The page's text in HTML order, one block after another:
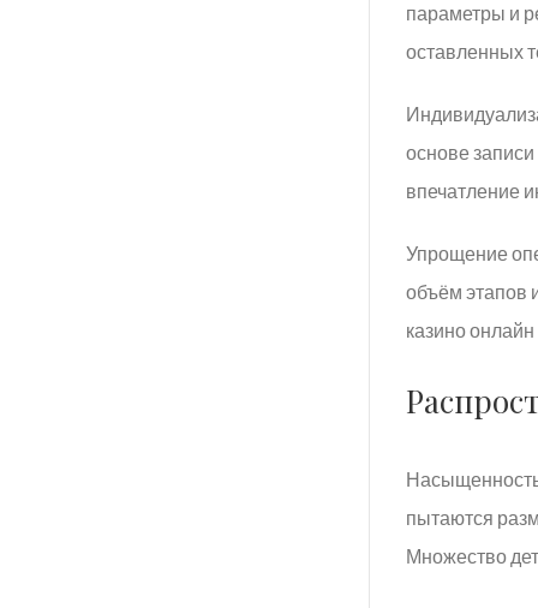
параметры и
оставленных
основе
впечатление
Упрощение
объём этапов
казино
пытаются
Множество